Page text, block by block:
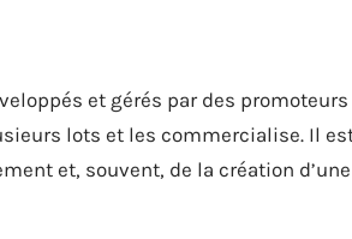
et gérés par des
lots et les commercialise. Il
et, souvent, de la création d’une